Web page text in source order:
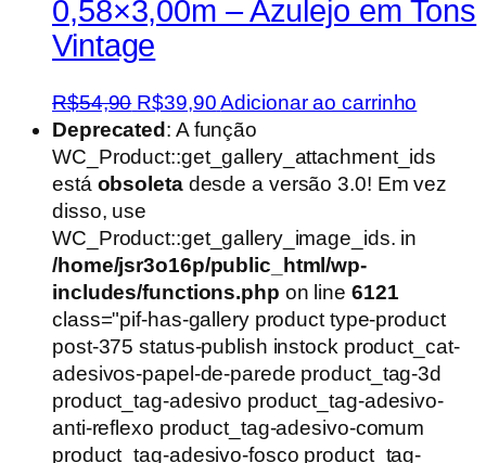
0,58×3,00m – Azulejo em Tons
Vintage
R$54,90 O
preço
original
era:
R$54,90.
R$39,90O
preço
atual
é:
Adicionar ao carrinho
Deprecated: A função
WC_Product::get_gallery_attachment_ids
está obsoletadesde a versão 3.0! Em vez
disso, use
WC_Product::get_gallery_image_ids. in
/home/jsr3o16p/public_html/wp-
includes/functions.php on line 6121
class="pif-has-gallery product type-product
post-375 status-publish instock product_cat-
adesivos-papel-de-parede product_tag-3d
product_tag-adesivo product_tag-adesivo-
anti-reflexo product_tag-adesivo-comum
product_tag-adesivo-fosco product_tag-